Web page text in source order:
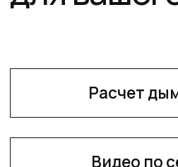
Расчет дымохода